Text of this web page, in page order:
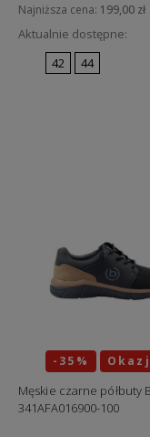
Najniższa cena: 199,00 zł
Aktualnie dostępne:
42
44
-35%
Męskie czarne półbuty
341AFA016900-100